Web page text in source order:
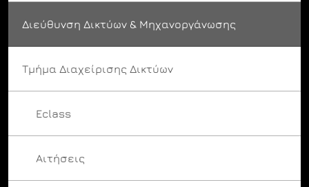
Διεύθυνση Δικτύων & Μηχανοργάνωσης
Τμήμα Διαχείρισης Δικτύων
Eclass
Αιτήσεις